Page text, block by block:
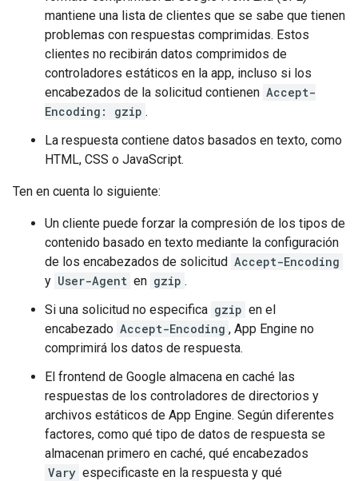
mantiene una lista de clientes que se sabe que tienen
problemas con respuestas comprimidas. Estos
clientes no recibirán datos comprimidos de
controladores estáticos en la app, incluso si los
encabezados de la solicitud contienen Accept-
Encoding: gzip .
La respuesta contiene datos basados en texto, como
HTML, CSS o JavaScript.
Ten en cuenta lo siguiente:
Un cliente puede forzar la compresión de los tipos de
contenido basado en texto mediante la configuración
de los encabezados de solicitud Accept-Encoding
y User-Agent en gzip .
Si una solicitud no especifica gzip en el
encabezado Accept-Encoding , App Engine no
comprimirá los datos de respuesta.
El frontend de Google almacena en caché las
respuestas de los controladores de directorios y
archivos estáticos de App Engine. Según diferentes
factores, como qué tipo de datos de respuesta se
almacenan primero en caché, qué encabezados
Vary especificaste en la respuesta y qué